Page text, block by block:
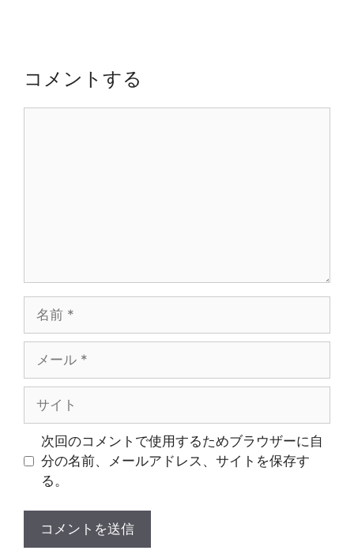
ョ
コメントする
ル
次回のコメントで使用するためブラウザーに自
分の名前、メールアドレス、サイトを保存す
る。